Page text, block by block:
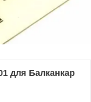
для Балканкар